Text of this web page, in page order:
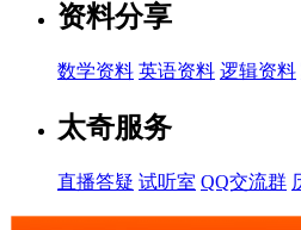
资料分享
数学资料 英语资料 逻辑资料
太奇服务
直播答疑 试听室 QQ交流群